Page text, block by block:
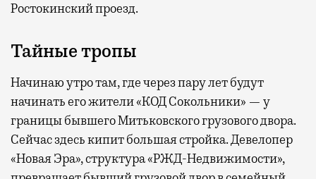
Ростокинский проезд.
Тайные тропы
Начинаю утро там, где через пару лет будут
начинать его жители «КОД Сокольники» — у
границы бывшего Митьковского грузового двора.
Сейчас здесь кипит большая стройка. Девелопер
«Новая Эра», структура «РЖД-Недвижимости»,